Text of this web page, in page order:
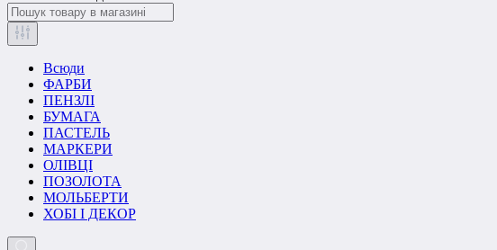
Всюди
ФАРБИ
ПЕНЗЛІ
БУМАГА
ПАСТЕЛЬ
МАРКЕРИ
ОЛІВЦІ
ПОЗОЛОТА
МОЛЬБЕРТИ
ХОБІ І ДЕКОР